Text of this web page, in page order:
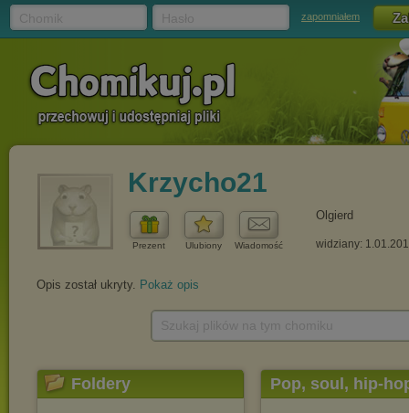
zapomniałem
Krzycho21
Prezent Ulubiony Wiadomość
Olgierd
widziany:
Opis został ukryty. Pokaż opis
Foldery Pop, soul, hip-